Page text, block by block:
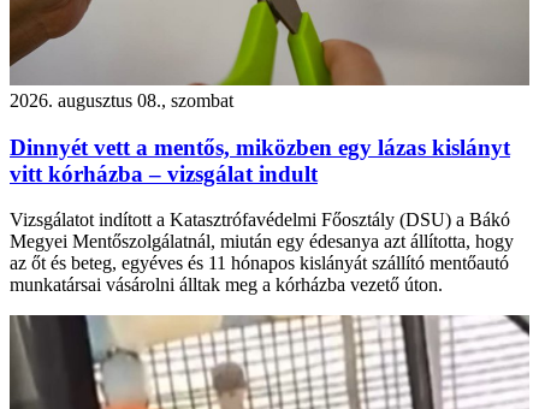
2026. augusztus 08., szombat
Dinnyét vett a mentős, miközben egy lázas kislányt
vitt kórházba – vizsgálat indult
Vizsgálatot indított a Katasztrófavédelmi Főosztály (DSU) a Bákó
Megyei Mentőszolgálatnál, miután egy édesanya azt állította, hogy
az őt és beteg, egyéves és 11 hónapos kislányát szállító mentőautó
munkatársai vásárolni álltak meg a kórházba vezető úton.